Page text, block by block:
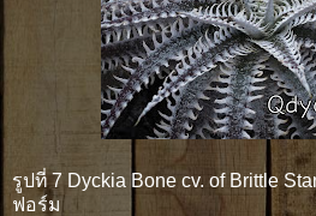
รูปที่ 7 Dyckia Bone cv. of Brittle
ฟอร์ม